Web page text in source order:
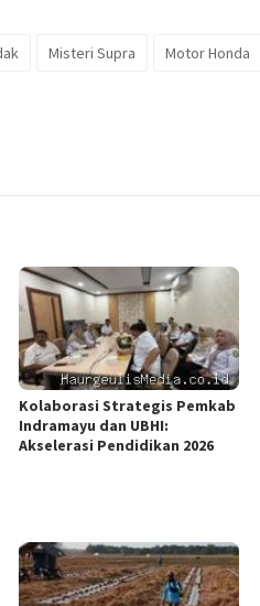
Misteri Supra Motor Honda
Kolaborasi Strategis Pemkab
Indramayu dan UBHI:
Akselerasi Pendidikan 2026